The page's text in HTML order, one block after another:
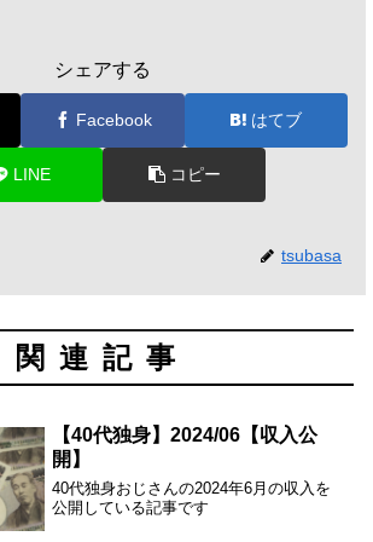
シェアする
Facebook はてブ
LINE コピー
tsubasa
関連記事
【40代独身】2024/06【収入公
開】
40代独身おじさんの2024年6月の収入を
公開している記事です